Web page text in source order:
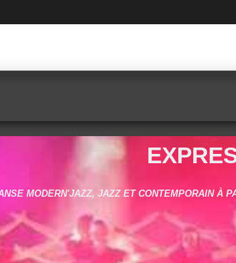
MODERN'JAZZ, JAZZ ET CONTEMPORAIN À